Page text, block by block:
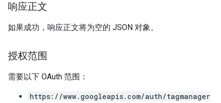
响应正文
如果成功，响应正文将为空的 JSON 对象。
授权范围
需要以下 OAuth 范围：
https://www.googleapis.com/auth/tagmanager